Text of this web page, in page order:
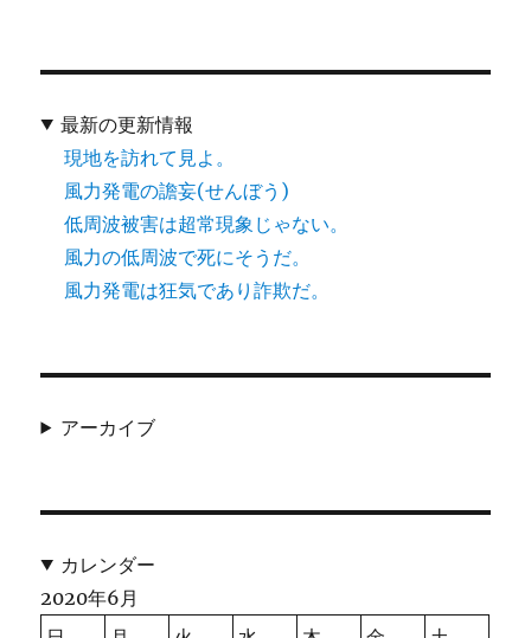
最新の更新情報
現地を訪れて見よ。
風力発電の譫妄(せんぼう)
低周波被害は超常現象じゃない。
風力の低周波で死にそうだ。
風力発電は狂気であり詐欺だ。
アーカイブ
カレンダー
2020年6月